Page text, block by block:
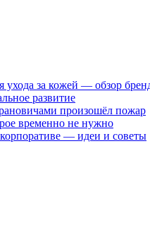
ухода за кожей — обзор
развитие
произошёл пожар
временно не нужно
— идеи и советы